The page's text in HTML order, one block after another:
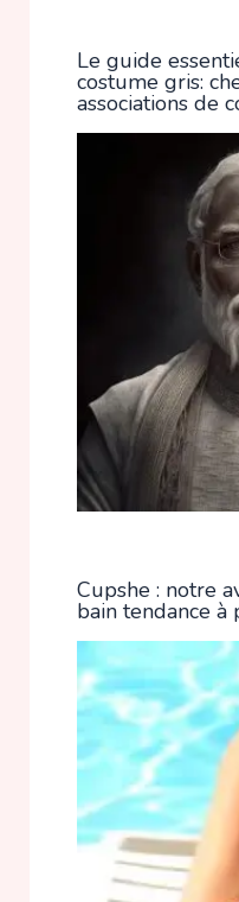
Le guide
costume gris:
associations de
Cupshe : notre
bain tendance à